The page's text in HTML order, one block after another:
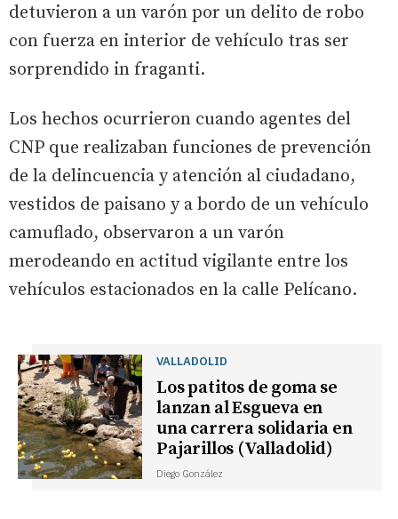
detuvieron a un varón por un delito de robo
con fuerza en interior de vehículo tras ser
sorprendido in fraganti.
Los hechos ocurrieron cuando agentes del
CNP que realizaban funciones de prevención
de la delincuencia y atención al ciudadano,
vestidos de paisano y a bordo de un vehículo
camuflado, observaron a un varón
merodeando en actitud vigilante entre los
vehículos estacionados en la calle Pelícano.
VALLADOLID
Los patitos de goma se
lanzan al Esgueva en
una carrera solidaria en
Pajarillos (Valladolid)
Diego González